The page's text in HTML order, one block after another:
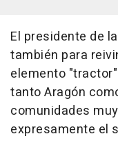
El presidente de
también para
elemento
tanto Aragón
comunidades
expresamente el